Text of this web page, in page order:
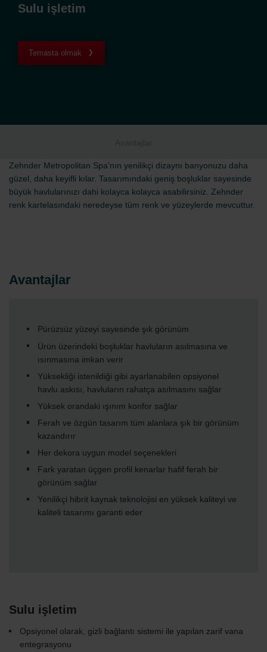
Sulu işletim
Temasta olmak
Avantajlar
Zehnder Metropolitan Spa'nın yenilikçi dizaynı banyonuzu daha
güzel, daha keyifli kılar. Tasarımındaki geniş boşluklar sayesinde
büyük havlularınızı dahi kolayca kolayca asabilirsiniz. Zehnder
renk kartelasındaki neredeyse tüm renk ve yüzeylerde mevcuttur.
Avantajlar
Pürüzsüz yüzeyi sayesinde şık görünüm
Ürün üzerindeki boşluklar havluların asılmasına ve
ısınmasına imkan verir
Yüksekliği istenildiği gibi ayarlanabilen opsiyonel
havlu askısı, havluların rahatça asılmasını sağlar
Yüksek orandaki ışınım konfor sağlar
Ferah ve özgün tasarım tüm alanlara şık bir görünüm
kazandırır
Her dekora uygun model seçenekleri
Fark yaratan üçgen profil kenarlar hafif ferah bir
görünüm sağlar
Yenilikçi hibrit kaynak teknolojisi en yüksek kaliteyi ve
kaliteli tasarımı garanti eder
Sulu işletim
Opsiyonel olarak, gizli bağlantı sistemi ile yapılan zarif vana
entegrasyonu